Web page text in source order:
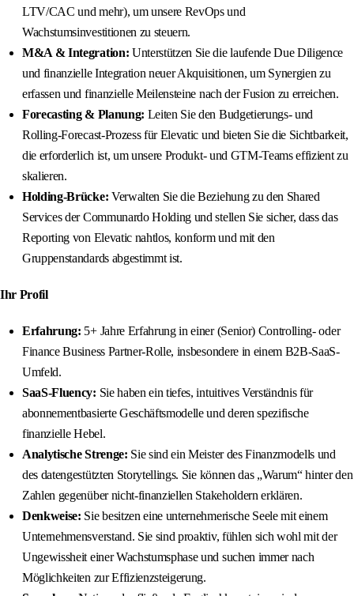
LTV/CAC und mehr), um unsere RevOps und
Wachstumsinvestitionen zu steuern.
M&A & Integration: Unterstützen Sie die laufende Due Diligence
und finanzielle Integration neuer Akquisitionen, um Synergien zu
erfassen und finanzielle Meilensteine nach der Fusion zu erreichen.
Forecasting & Planung: Leiten Sie den Budgetierungs- und
Rolling-Forecast-Prozess für Elevatic und bieten Sie die Sichtbarkeit,
die erforderlich ist, um unsere Produkt- und GTM-Teams effizient zu
skalieren.
Holding-Brücke: Verwalten Sie die Beziehung zu den Shared
Services der Communardo Holding und stellen Sie sicher, dass das
Reporting von Elevatic nahtlos, konform und mit den
Gruppenstandards abgestimmt ist.
Ihr Profil
Erfahrung: 5+ Jahre Erfahrung in einer (Senior) Controlling- oder
Finance Business Partner-Rolle, insbesondere in einem B2B-SaaS-
Umfeld.
SaaS-Fluency: Sie haben ein tiefes, intuitives Verständnis für
abonnementbasierte Geschäftsmodelle und deren spezifische
finanzielle Hebel.
Analytische Strenge: Sie sind ein Meister des Finanzmodells und
des datengestützten Storytellings. Sie können das „Warum“ hinter den
Zahlen gegenüber nicht-finanziellen Stakeholdern erklären.
Denkweise: Sie besitzen eine unternehmerische Seele mit einem
Unternehmensverstand. Sie sind proaktiv, fühlen sich wohl mit der
Ungewissheit einer Wachstumsphase und suchen immer nach
Möglichkeiten zur Effizienzsteigerung.